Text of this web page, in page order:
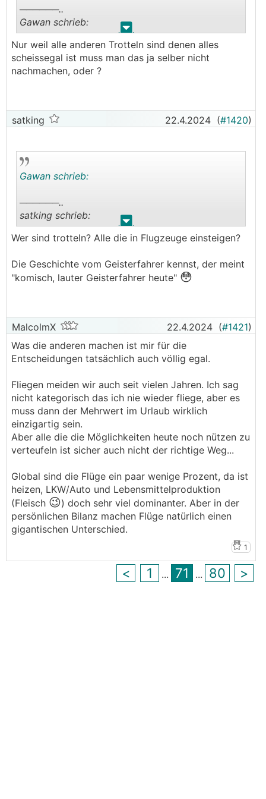
. .
──────..
Gawan schrieb:
──────..
satking schrieb:
Die Passagierzahlen steigen wie verrückt.
mit dem Argument kann ich auch meinen
Nachbarn erschlagen und mir seinen HD-
also warum soll ich dann nicht
───────────────
massivst hinkender Vergleich
Das weisst aber eh selber.
Nur weil alle anderen Trotteln sind denen alles
scheissegal ist muss man das ja selber nicht
nachmachen, oder ?
satking 22.4.2024 (#1420)
. .
Gawan schrieb:
──────..
satking schrieb:
──────..
──────..
Wenn ihr paar manschgerl in kein Flugzeug mehr
einsteigt, ändert ihr genau garnix.
Die Passagierzahlen steigen wie verrückt.
mit dem Argument kann ich auch meinen
Nachbarn erschlagen und mir seinen HD-
Fernseher holen, weil die Russen machens auch,
also warum soll ich dann nicht
───────────────
massivst hinkender Vergleich
Das weisst aber eh selber.
───────────────
Wer sind trotteln? Alle die in Flugzeuge einsteigen?
Die Geschichte vom Geisterfahrer kennst, der meint
"komisch, lauter Geisterfahrer heute" 😳
MalcolmX 22.4.2024 (#1421)
Was die anderen machen ist mir für die
Entscheidungen tatsächlich auch völlig egal.
Fliegen meiden wir auch seit vielen Jahren. Ich sag
nicht kategorisch das ich nie wieder fliege, aber es
muss dann der Mehrwert im Urlaub wirklich
einzigartig sein.
Aber alle die die Möglichkeiten heute noch nützen zu
verteufeln ist sicher auch nicht der richtige Weg...
Global sind die Flüge ein paar wenige Prozent, da ist
heizen, LKW/Auto und Lebensmittelproduktion
(Fleisch 😉) doch sehr viel dominanter. Aber in der
persönlichen Bilanz machen Flüge natürlich einen
gigantischen Unterschied.
1
< 1 ... 71 ... 80 >